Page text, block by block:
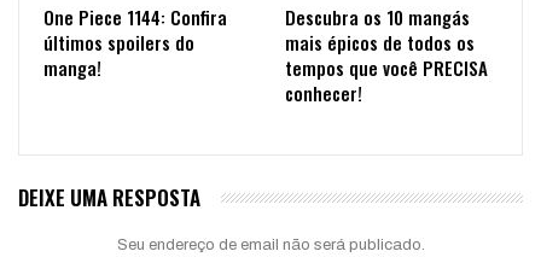
One Piece 1144: Confira
últimos spoilers do
manga!
Descubra os 10 mangás
mais épicos de todos os
tempos que você PRECISA
conhecer!
DEIXE UMA RESPOSTA
Seu endereço de email não será publicado.